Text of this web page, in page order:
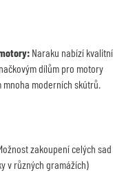
Naraku nabízí kvalitní
dílům pro motory
mnoha moderních skútrů.
zakoupení celých sad
v různých gramážích)